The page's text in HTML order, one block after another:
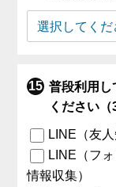
普段利用し
ください（
LINE（友
LINE（フ
情報収集）